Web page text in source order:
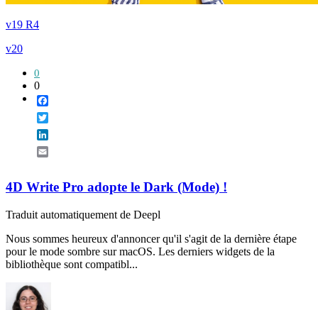
v19 R4
v20
0
0
4D Write Pro adopte le Dark (Mode) !
Traduit automatiquement de Deepl
Nous sommes heureux d'annoncer qu'il s'agit de la dernière étape
pour le mode sombre sur macOS. Les derniers widgets de la
bibliothèque sont compatibl...